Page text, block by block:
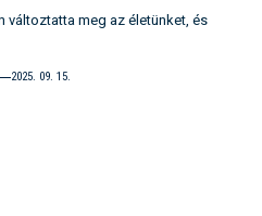
meg az életünket, és
2025. 09. 15.